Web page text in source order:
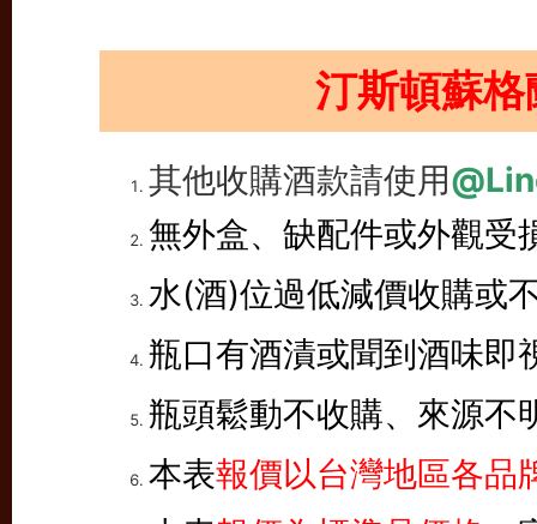
汀斯頓蘇
其他收購酒款請使用
無外盒、缺配件或外觀受
水(酒)位過低減價收購或
瓶口有酒漬或聞到酒味即
瓶頭鬆動不收購、來源不
本表報價以台灣地區各品